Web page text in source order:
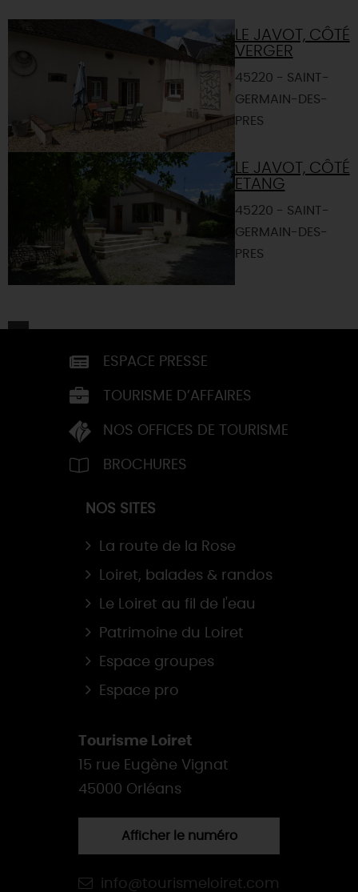
LE JAVOT, CÔTÉ
VERGER
45220 - SAINT-
GERMAIN-DES-
PRES
LE JAVOT, CÔTÉ
ETANG
45220 - SAINT-
GERMAIN-DES-
PRES
ESPACE PRESSE
TOURISME D’AFFAIRES
NOS OFFICES DE TOURISME
BROCHURES
NOS SITES
La route de la Rose
Loiret, balades & randos
Le Loiret au fil de l'eau
Patrimoine du Loiret
Espace groupes
Espace pro
Tourisme Loiret
15 rue Eugène Vignat
45000 Orléans
Afficher le numéro
info@tourismeloiret.com